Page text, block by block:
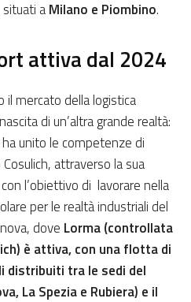
aMilano e Piombino.
attiva dal 2024
il mercato della logistica
di un’altra grande realtà:
unito le competenze di
attraverso la sua
l’obiettivo di lavorare nella
per le realtà industriali del
dove Lorma (controllata
è attiva, con una flotta di
tra le sedi del
La Spezia e Rubiera) e il